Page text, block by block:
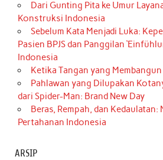
Dari Gunting Pita ke Umur
Konstruksi Indonesia
Sebelum Kata Menjadi Luka:
Pasien BPJS dan Panggilan
Indonesia
Ketika Tangan yang
Pahlawan yang Dilupakan
dari Spider-Man: Brand New Day
Beras, Rempah, dan Kedaulatan:
Pertahanan Indonesia
ARSIP